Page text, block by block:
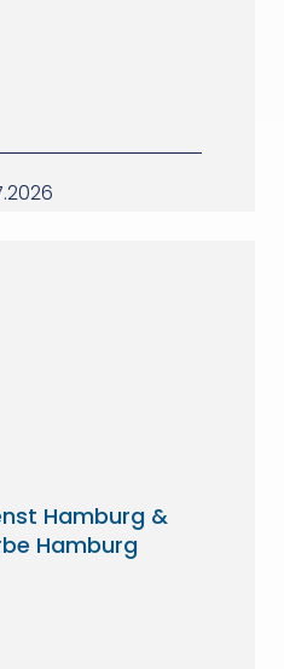
Hamburg &
Hamburg